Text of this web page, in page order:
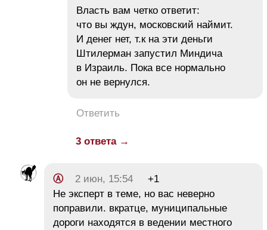
Власть вам четко ответит:
что вы ждун, московский наймит.
И денег нет, т.к на эти деньги
Штилерман запустил Миндича
в Израиль. Пока все нормально
он не вернулся.
Ответить
3 ответа →
Ⓐ 2 июн, 15:54
+1
Не эксперт в теме, но вас неверно
поправили. вкратце, муниципальные
дороги находятся в ведении местного